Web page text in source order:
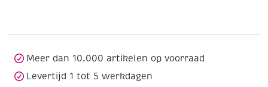
Meer dan 10.000 artikelen op voorraad
Levertijd 1 tot 5 werkdagen